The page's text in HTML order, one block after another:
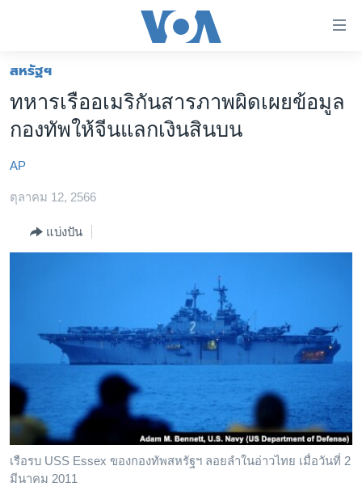
ต่อ
ไป
เนื้อหา
ข้าม
ไป
ข้าม
โลก
เอเชีย
สหรัฐฯ
ไทย
ธุรกิจ
ไลฟ์สไตล์
ตรวจสอบข่าว
เรียนรู้ภาษาอังกฤษ
พอดคาสต์
ติดตามเรา
สหรัฐฯ
ทหารเรืออเมริกันสารภาพผิดเผยข้อมูล
กองทัพให้จีนแลกเงินสินบน
AP
ตุลาคม 12, 2566
แบ่งปัน
เรือรบ USS Essex ของกองทัพสหรัฐฯ ลอยลำในอ่าวไทย เมื่อวันที่ 2
มีนาคม 2011